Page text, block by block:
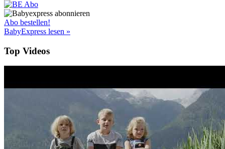
Abo bestellen!
BabyExpress lesen »
Top Videos